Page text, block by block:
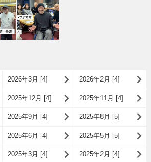
2026年3月 [4] 2026年2月 [4]
2025年12月 [4] 2025年11月 [4]
2025年9月 [4] 2025年8月 [5]
2025年6月 [4] 2025年5月 [5]
2025年3月 [4] 2025年2月 [4]